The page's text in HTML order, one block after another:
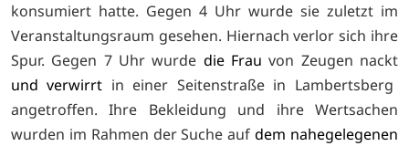
konsumiert hatte. Gegen 4 Uhr wurde sie zuletzt im
Veranstaltungsraum gesehen. Hiernach verlor sich ihre
Spur. Gegen 7 Uhr wurde die Frau von Zeugen nackt
und verwirrt in einer Seitenstraße in Lambertsberg
angetroffen. Ihre Bekleidung und ihre Wertsachen
wurden im Rahmen der Suche aufdem nahegelegenen